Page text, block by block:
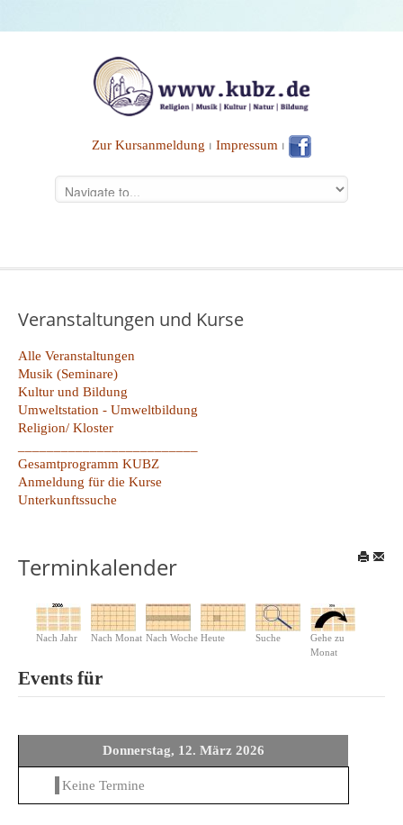
Zur Kursanmeldung ⏐ Impressum ⏐
Veranstaltungen und Kurse
Alle Veranstaltungen
Musik (Seminare)
Kultur und Bildung
Umweltstation - Umweltbildung
Religion/ Kloster
Gesamtprogramm KUBZ
Anmeldung für die Kurse
Unterkunftssuche
Terminkalender
Nach Jahr Nach Monat Nach Woche Heute Suche
Gehe zu
Monat
Events für
Donnerstag, 12. März 2026
Keine Termine